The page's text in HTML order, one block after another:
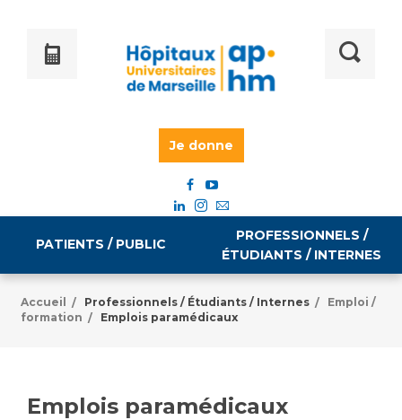
Je donne
PATIENTS / PUBLIC
Informations pratiques
Tarifs
PROFESSIONNELS /
ÉTUDIANTS / INTERNES
Égalité professionnelle
Emploi / formation
Accueil / Professionnels / Étudiants / Internes /
Emploi /
formation / Emplois paramédicaux
Emplois paramédicaux